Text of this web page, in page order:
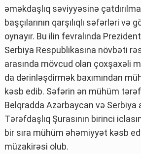
əməkdaşlıq səviyyəsinə
başçılarının qarşılıqlı səfərləri və
oynayır. Bu ilin fevralında
Serbiya Respublikasına növbəti
arasında mövcud olan çoxşaxəli
da dərinləşdirmək baxımından
kəsb edib. Səfərin ən mühüm
Belqradda Azərbaycan və Serbiya
Tərəfdaşlıq Şurasının birinci
bir sıra mühüm əhəmiyyət kəsb
müzakirəsi olub.